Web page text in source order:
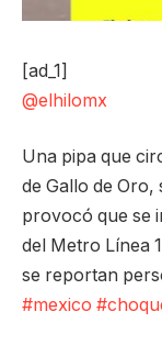
[ad_1]
@elhilomx
Una pipa que
de Gallo de Oro,
provocó que se
del Metro Línea
se reportan
#mexico